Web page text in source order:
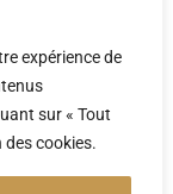
expérience de
sur « Tout
cookies.